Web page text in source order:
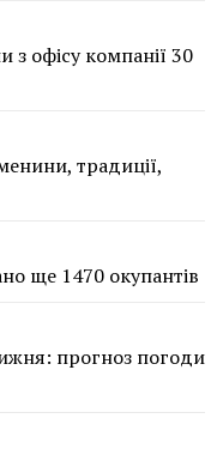
з офісу компанії 30
традиції,
ще 1470 окупантів
прогноз погоди